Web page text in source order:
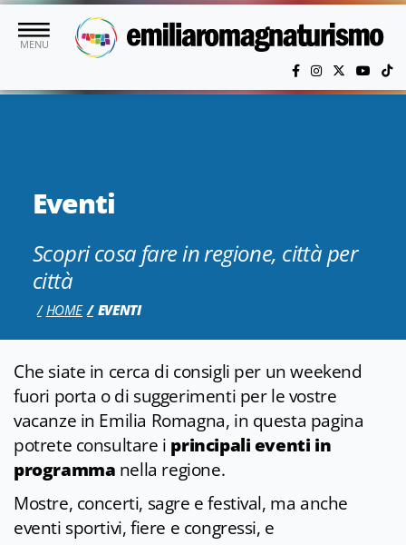
Vai al contenuto principale
MENU
Eventi
Scopri cosa fare in regione, città per
città
HOME EVENTI
Che siate in cerca di consigli per un weekend
fuori porta o di suggerimenti per le vostre
vacanze in Emilia Romagna, in questa pagina
potrete consultare i principali eventi in
programma nella regione.
Mostre, concerti, sagre e festival, ma anche
eventi sportivi, fiere e congressi, e